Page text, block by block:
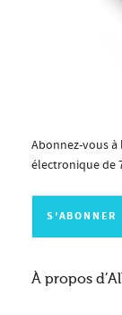
Abonnez-vous
électronique de
À propos